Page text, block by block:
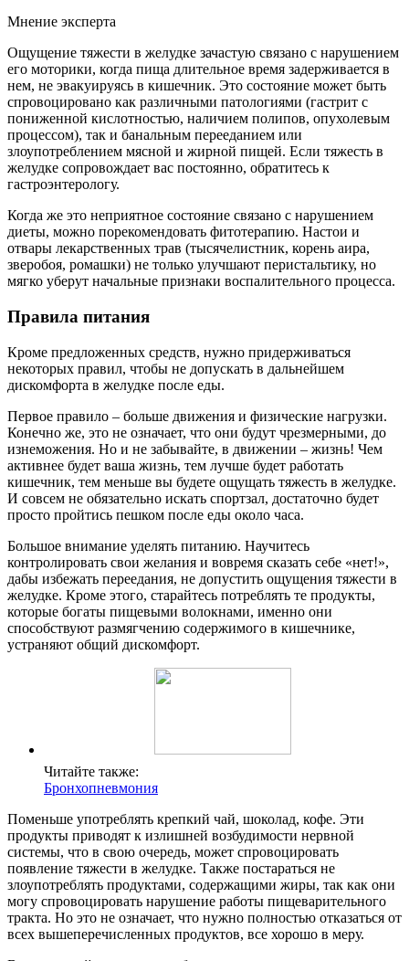
Мнение эксперта
Ощущение тяжести в желудке зачастую связано с нарушением
его моторики, когда пища длительное время задерживается в
нем, не эвакуируясь в кишечник. Это состояние может быть
спровоцировано как различными патологиями (гастрит с
пониженной кислотностью, наличием полипов, опухолевым
процессом), так и банальным перееданием или
злоупотреблением мясной и жирной пищей. Если тяжесть в
желудке сопровождает вас постоянно, обратитесь к
гастроэнтерологу.
Когда же это неприятное состояние связано с нарушением
диеты, можно порекомендовать фитотерапию. Настои и
отвары лекарственных трав (тысячелистник, корень аира,
зверобоя, ромашки) не только улучшают перистальтику, но
мягко уберут начальные признаки воспалительного процесса.
Правила питания
Кроме предложенных средств, нужно придерживаться
некоторых правил, чтобы не допускать в дальнейшем
дискомфорта в желудке после еды.
Первое правило – больше движения и физические нагрузки.
Конечно же, это не означает, что они будут чрезмерными, до
изнеможения. Но и не забывайте, в движении – жизнь! Чем
активнее будет ваша жизнь, тем лучше будет работать
кишечник, тем меньше вы будете ощущать тяжесть в желудке.
И совсем не обязательно искать спортзал, достаточно будет
просто пройтись пешком после еды около часа.
Большое внимание уделять питанию. Научитесь
контролировать свои желания и вовремя сказать себе «нет!»,
дабы избежать переедания, не допустить ощущения тяжести в
желудке. Кроме этого, старайтесь потреблять те продукты,
которые богаты пищевыми волокнами, именно они
способствуют размягчению содержимого в кишечнике,
устраняют общий дискомфорт.
Читайте также:
Бронхопневмония
Поменьше употреблять крепкий чай, шоколад, кофе. Эти
продукты приводят к излишней возбудимости нервной
системы, что в свою очередь, может спровоцировать
появление тяжести в желудке. Также постараться не
злоупотреблять продуктами, содержащими жиры, так как они
могу спровоцировать нарушение работы пищеварительного
тракта. Но это не означает, что нужно полностью отказаться от
всех вышеперечисленных продуктов, все хорошо в меру.